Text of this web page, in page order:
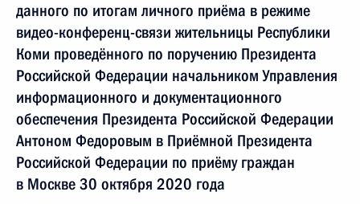
данного по итогам личного приёма в режиме
видео-конференц-связи жительницы Республики
Коми проведённого по поручению Президента
Российской Федерации начальником Управления
информационного и документационного
обеспечения Президента Российской Федерации
Антоном Федоровым в Приёмной Президента
Российской Федерации по приёму граждан
в Москве 30 октября 2020 года